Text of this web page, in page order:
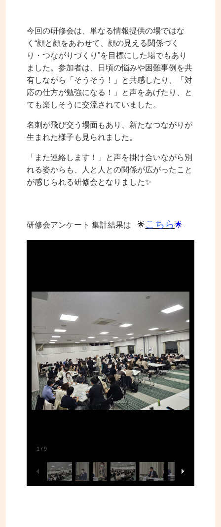
今回の研修会は、単なる情報提供の場ではな
く“顔と顔をあわせて、顔の見える関係づく
り・つながりづくり”を目標にした場でもあり
ました。参加者は、日頃の悩みや困難事例を共
有しながら「そうそう！」と共感したり、「対
応の仕方が勉強になる！」と声をあげたり、と
ても楽しそうに交流されていました。
名刺が飛び交う場面もあり、新たなつながりが
生まれた様子も見られました。
「また連絡します！」と声を掛け合いながら別
れる姿からも、人と人との関係が広がったこと
が感じられる研修会となりました✨
研修会アンケート 集計結果は 🌟こちら🌟
1 /9